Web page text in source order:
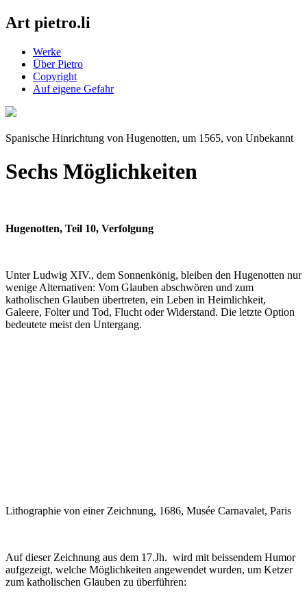
Art pietro.li
Werke
Über Pietro
Copyright
Auf eigene Gefahr
Spanische Hinrichtung von Hugenotten, um 1565, von Unbekannt
Sechs Möglichkeiten
Hugenotten, Teil 10, Verfolgung
Unter Ludwig XIV., dem Sonnenkönig, bleiben den Hugenotten nur
wenige Alternativen: Vom Glauben abschwören und zum
katholischen Glauben übertreten, ein Leben in Heimlichkeit,
Galeere, Folter und Tod, Flucht oder Widerstand. Die letzte Option
bedeutete meist den Untergang.
Lithographie von einer Zeichnung, 1686, Musée Carnavalet, Paris
Auf dieser Zeichnung aus dem 17.Jh. wird mit beissendem Humor
aufgezeigt, welche Möglichkeiten angewendet wurden, um Ketzer
zum katholischen Glauben zu überführen: